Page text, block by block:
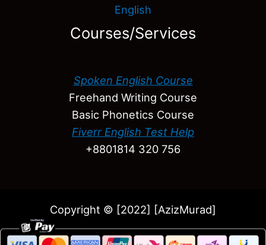
English
Courses/Services
Spoken English Course
Freehand Writing Course
Basic Phonetics Course
Fiverr English Test Help
+8801814 320 756
Copyright © [2022] [AzizMurad]